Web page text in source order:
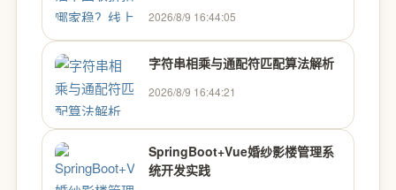
2026/8/9 16:44:05
字符串相乘与通配符匹配算法解析
2026/8/9 16:44:21
SpringBoot+Vue婚纱影楼管理系
统开发实践